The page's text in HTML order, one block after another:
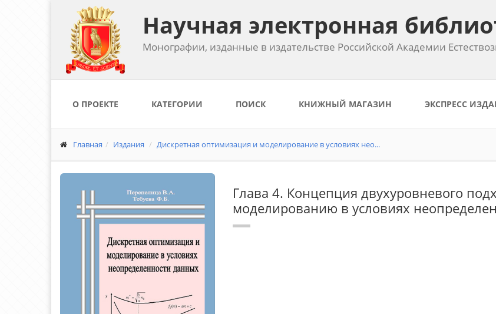
Научная электронная
Монографии, изданные в издательстве Российской Академии
О ПРОЕКТЕ КАТЕГОРИИ ПОИСК КНИЖНЫЙ МАГАЗИН ЭКСПРЕСС
Главная Издания Дискретная оптимизация и моделирование в условиях нео...
Глава 4. Концепция двухуровневого
моделированию в условиях